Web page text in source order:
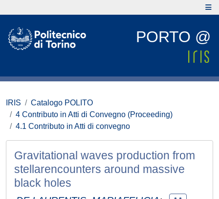
PORTO @
IRIS
Catalogo POLITO
4 Contributo in Atti di Convegno (Proceeding)
4.1 Contributo in Atti di convegno
Gravitational waves production from
stellarencounters around massive
black holes